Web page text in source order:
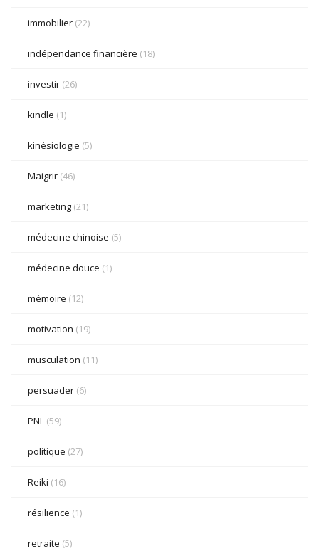
immobilier (22)
indépendance financière (18)
investir (26)
kindle (1)
kinésiologie (5)
Maigrir (46)
marketing (21)
médecine chinoise (5)
médecine douce (1)
mémoire (12)
motivation (19)
musculation (11)
persuader (6)
PNL (59)
politique (27)
Reiki (16)
résilience (1)
retraite (5)